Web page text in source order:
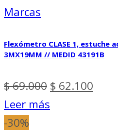
Marcas
Flexómetro CLASE 1, estuche
3MX19MM // MEDID 43191B
$69.000 El
$ 62.100
Leer más
-30%